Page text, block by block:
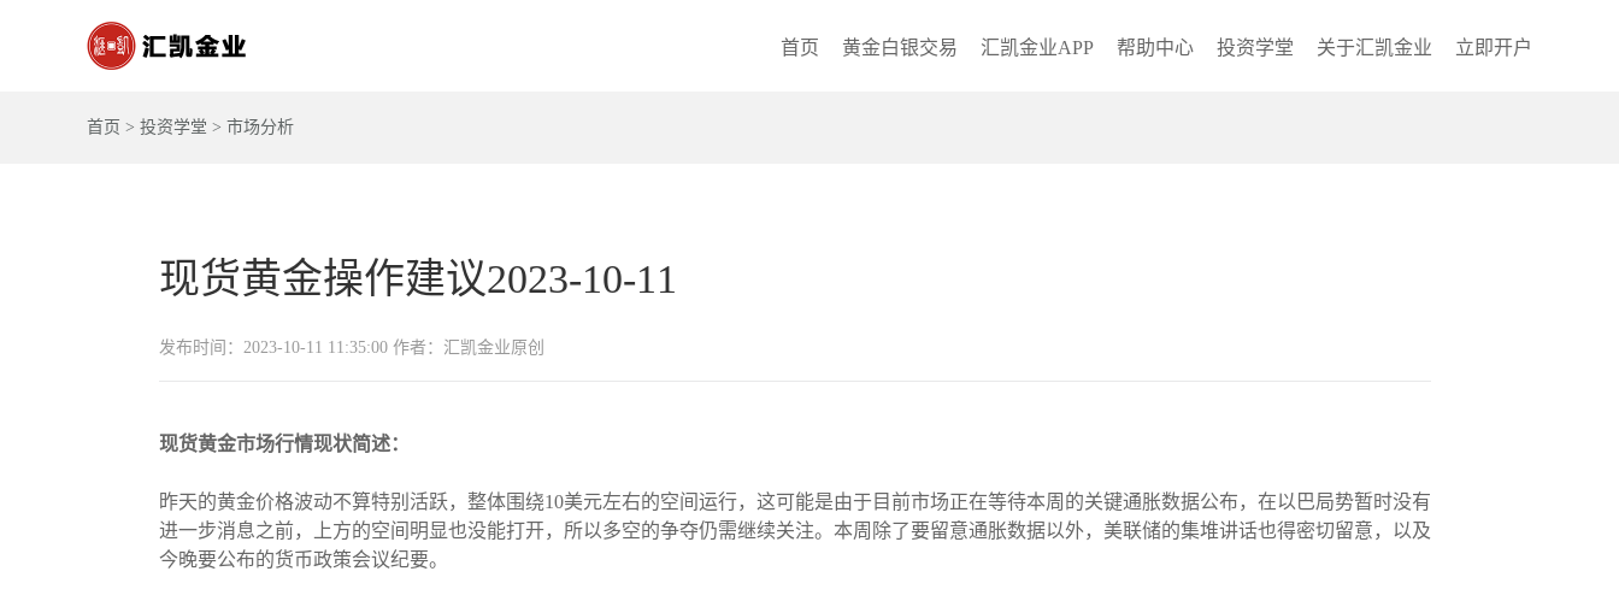
首页 黄金白银交易 汇凯金业APP 帮助中心 投资学堂 关于汇凯金业 立即开户
首页 > 投资学堂 > 市场分析
现货黄金操作建议2023-10-11
发布时间：2023-10-11 11:35:00 作者：汇凯金业原创
现货黄金市场行情现状简述：
昨天的黄金价格波动不算特别活跃，整体围绕10美元左右的空间运行，这可能是由于目前市场正在等待本周的关键通胀数据公布，在以巴局势暂时没有
进一步消息之前，上方的空间明显也没能打开，所以多空的争夺仍需继续关注。本周除了要留意通胀数据以外，美联储的集堆讲话也得密切留意，以及
今晚要公布的货币政策会议纪要。